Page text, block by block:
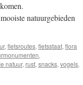
natuurgebieden
, fietsroutes, fietsstaat, flora
,
natuur, rust, snacks, vogels,